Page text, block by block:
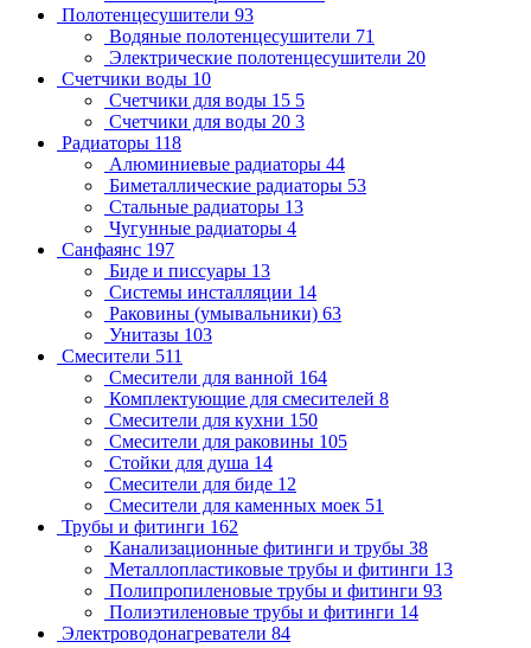
Полотенцесушители 93
Водяные полотенцесушители 71
Электрические полотенцесушители 20
Счетчики воды 10
Счетчики для воды 15 5
Счетчики для воды 20 3
Радиаторы 118
Алюминиевые радиаторы 44
Биметаллические радиаторы 53
Стальные радиаторы 13
Чугунные радиаторы 4
Санфаянс 197
Биде и писсуары 13
Системы инсталляции 14
Раковины (умывальники) 63
Унитазы 103
Смесители 511
Смесители для ванной 164
Комплектующие для смесителей 8
Смесители для кухни 150
Смесители для раковины 105
Стойки для душа 14
Смесители для биде 12
Смесители для каменных моек 51
Трубы и фитинги 162
Канализационные фитинги и трубы 38
Металлопластиковые трубы и фитинги 13
Полипропиленовые трубы и фитинги 93
Полиэтиленовые трубы и фитинги 14
Электроводонагреватели 84